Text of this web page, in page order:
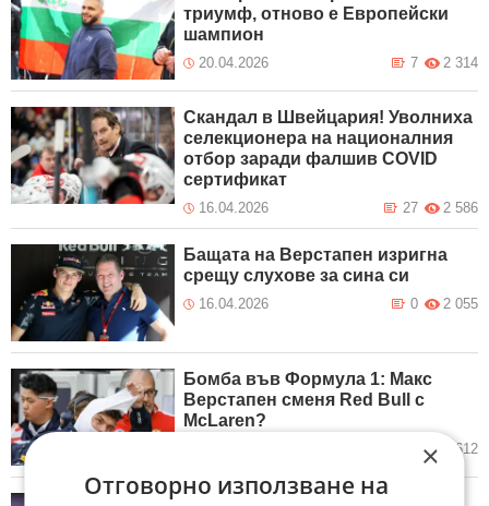
триумф, отново е Европейски
шампион
20.04.2026 2 314
7
Скандал в Швейцария! Уволниха
селекционера на националния
отбор заради фалшив COVID
сертификат
16.04.2026 2 586
27
Бащата на Верстапен изригна
срещу слухове за сина си
16.04.2026 2 055
0
Бомба във Формула 1: Макс
Верстапен сменя Red Bull с
McLaren?
2 612
×
Отговорно използване на